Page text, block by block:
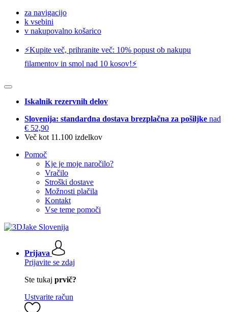
za navigacijo
k vsebini
v nakupovalno košarico
⚡️Kupite več, prihranite več: 10% popust ob nakupu
filamentov in smol nad 10 kosov!⚡️
Iskalnik rezervnih delov
Slovenija: standardna dostava brezplačna za pošiljke nad
€ 52,90
Več kot 11.100 izdelkov
Pomoč
Kje je moje naročilo?
Vračilo
Stroški dostave
Možnosti plačila
Kontakt
Vse teme pomoči
Prijava
Prijavite se zdaj
Ste tukaj prvič?
Ustvarite račun